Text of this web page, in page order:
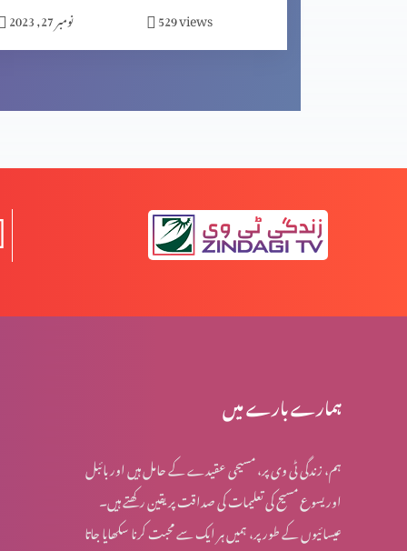
اپنے دُکھ کوضائع نہ کریں (2-2)
جلے لیکن تلخ نہیں ہوئے (2-2)
جلے لیکن تلخ نہیں ہوئے (1-1)
کسی بھی وقت پارکنگ نہیں ہو سکتی (1-1)
اُس پر دھیان دیں جو بہترین خوشی دے (2-6)
نومبر 27, 2023 529views
ہمارے بارے میں
ہم، زندگی ٹی وی پر، مسیحی عقیدے کے حامل ہیں اور بائبل
اور یسوع مسیح کی تعلیمات کی صداقت پر یقین رکھتے ہیں۔
عیسائیوں کے طور پر، ہمیں ہر ایک سے محبت کرنا سکھایا جاتا